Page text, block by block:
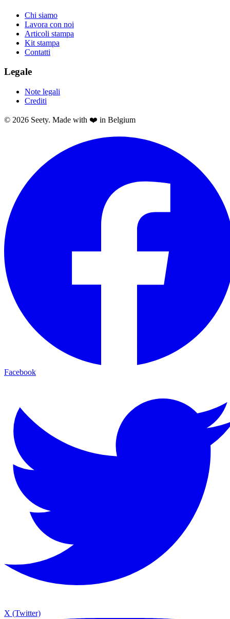
Chi siamo
Lavora con noi
Articoli stampa
Kit stampa
Contatti
Legale
Note legali
Crediti
© 2026 Seety. Made with ❤️ in Belgium
Facebook
X (Twitter)